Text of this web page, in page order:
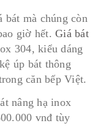
bát mà chúng còn
giờ hết. Giá bát
304, kiểu dáng
úp bát thông
căn bếp Việt.
nâng hạ inox
vnđ tùy